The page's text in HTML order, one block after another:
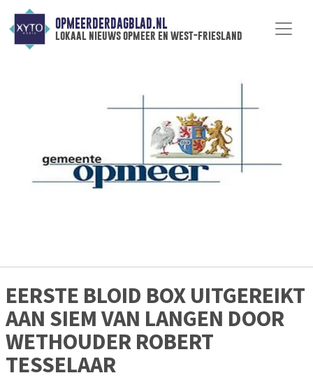
OPMEERDERDAGBLAD.NL
lokaal nieuws opmeer en west-friesland
EERSTE BLOID BOX UITGEREIKT
AAN SIEM VAN LANGEN DOOR
WETHOUDER ROBERT
TESSELAAR